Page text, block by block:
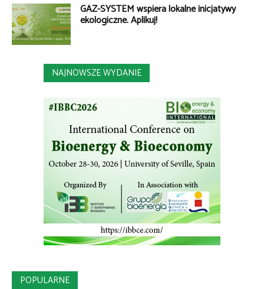
GAZ-SYSTEM wspiera lokalne inicjatywy
ekologiczne. Aplikuj!
NAJNOWSZE WYDANIE
POPULARNE